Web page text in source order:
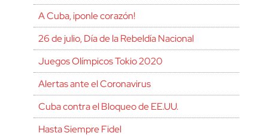
A Cuba, ¡ponle corazón!
26 de julio, Día de la Rebeldía Nacional
Juegos Olímpicos Tokio 2020
Alertas ante el Coronavirus
Cuba contra el Bloqueo de EE.UU.
Hasta Siempre Fidel